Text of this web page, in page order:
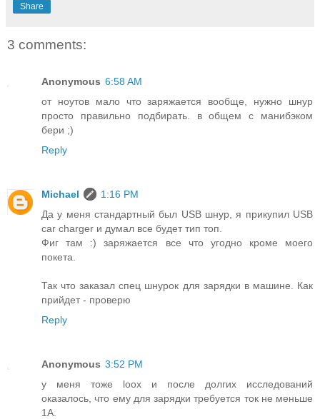
Share
3 comments:
Anonymous 6:58 AM
от ноутов мало что заряжается вообще, нужно шнур
просто правильно подбирать. в общем с манибэком
бери ;)
Reply
Michael
1:16 PM
Да у меня стандартный был USB шнур, я прикупил USB
car charger и думал все будет тип топ.
Фиг там :) заряжается все что угодно кроме моего
покета.
Так что заказал спец шнурок для зарядки в машине. Как
прийдет - проверю
Reply
Anonymous 3:52 PM
у меня тоже loox и после долгих исследований
оказалось, что ему для зарядки требуется ток не меньше
1А.